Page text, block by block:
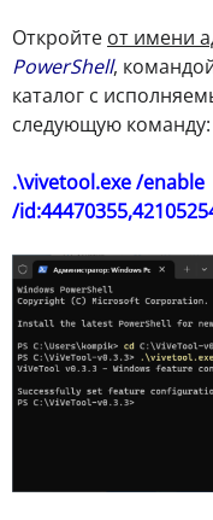
Откройте от имени
PowerShell,
каталог с
следующую команду:
.\vivetool.exe /enable
/